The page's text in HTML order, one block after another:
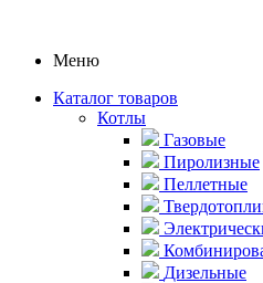
Меню
Каталог товаров
Котлы
Газовые
Пиролизные
Пеллетные
Дизельные